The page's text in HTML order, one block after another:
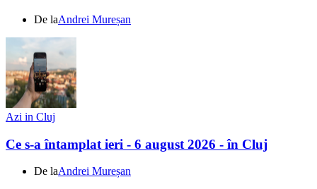
De laAndrei Mureșan
Azi in Cluj
Ce s-a întamplat ieri - 6 august 2026 - în Cluj
De laAndrei Mureșan